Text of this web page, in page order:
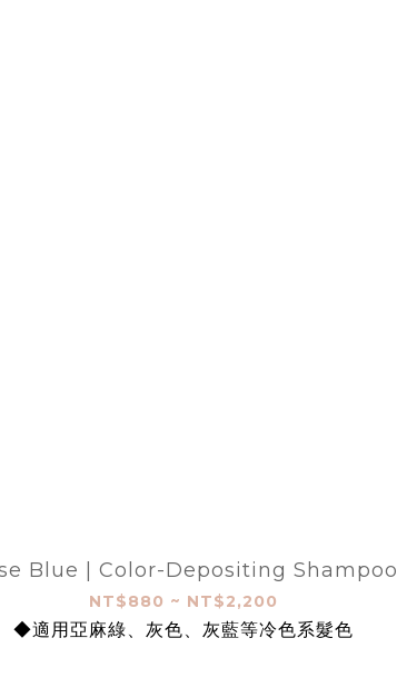
Blue | Color-Depositing Shampoo
NT$880 ~ NT$2,200
◆適用亞麻綠、灰色、灰藍等冷色系髮色